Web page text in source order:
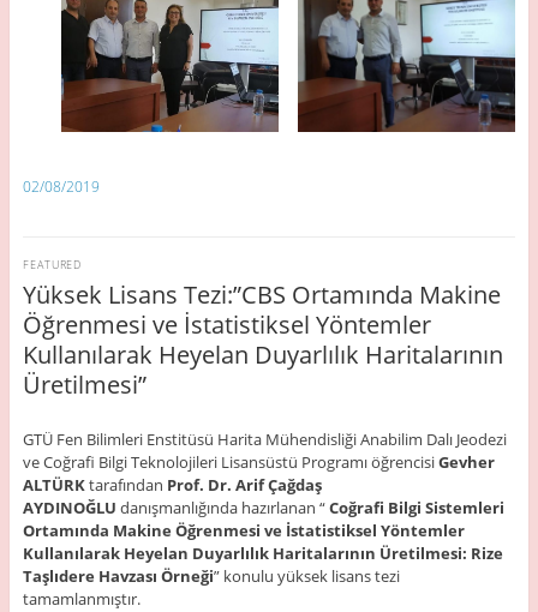
02/08/2019
Yüksek Lisans Tezi:”CBS Ortamında Makine
Öğrenmesi ve İstatistiksel Yöntemler
Kullanılarak Heyelan Duyarlılık Haritalarının
Üretilmesi”
FEATURED
GTÜ Fen Bilimleri Enstitüsü Harita Mühendisliği Anabilim Dalı Jeodezi
ve Coğrafi Bilgi Teknolojileri Lisansüstü Programı öğrencisiGevher
ALTÜRKtarafından Prof. Dr. Arif Çağdaş
AYDINOĞLU danışmanlığında hazırlanan “Coğrafi Bilgi Sistemleri
Ortamında Makine Öğrenmesi ve İstatistiksel Yöntemler
Kullanılarak Heyelan Duyarlılık Haritalarının Üretilmesi: Rize
Taşlıdere Havzası Örneği” konulu yüksek lisans tezi
tamamlanmıştır.